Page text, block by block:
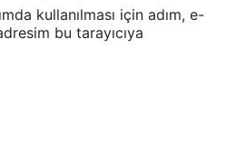
kullanılması için adım, e-
bu tarayıcıya